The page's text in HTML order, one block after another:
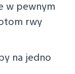
w pewnym
rwy
na jedno